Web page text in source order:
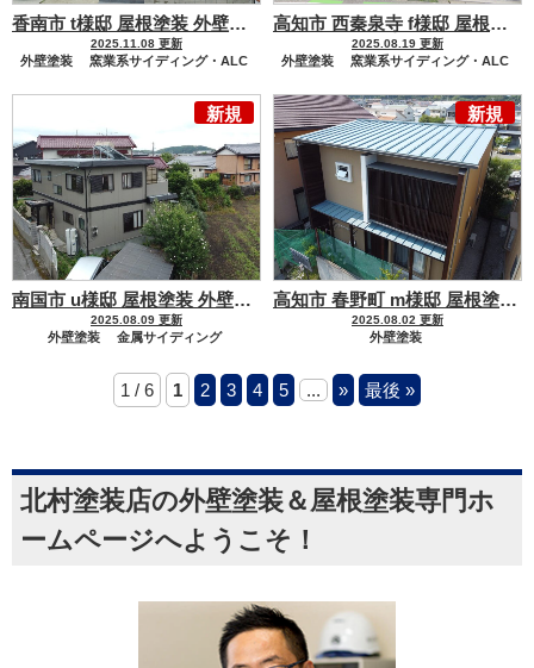
香南市 t様邸 屋根塗装 外壁塗装工事 耐候性・美観性・遮熱性
2025.11.08 更新
外壁塗装
窯業系サイディング・ALC
高知市 西秦泉寺 f様邸 屋根塗装 外壁塗装工事
2025.08.19 更新
外壁塗装
窯業系サイディング・ALC
新規
南国市 u様邸 屋根塗装 外壁塗装 落ち着いたお色でお洒落な我
2025.08.09 更新
外壁塗装
金属サイディング
新規
高知市 春野町 m様邸 屋根塗装 外壁塗装工事
2025.08.02 更新
外壁塗装
屋根塗装
金属屋根
1 / 6 1 2 3 4 5 ... » 最後 »
北村塗装店の外壁塗装＆屋根塗装専門ホ
ームページへようこそ！